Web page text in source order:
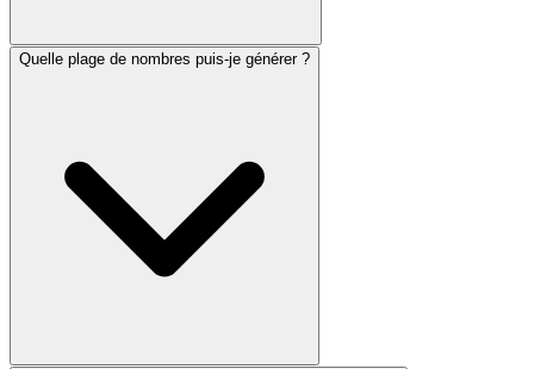
Quelle plage de nombres puis-je générer ?